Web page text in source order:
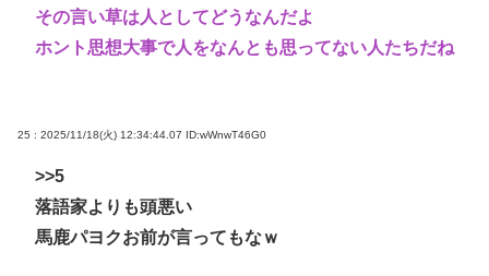
その言い草は人としてどうなんだよ
ホント思想大事で人をなんとも思ってない人たちだね
25 : 2025/11/18(火) 12:34:44.07 ID:wWnwT46G0
>>5
落語家よりも頭悪い
馬鹿パヨクお前が言ってもなｗ